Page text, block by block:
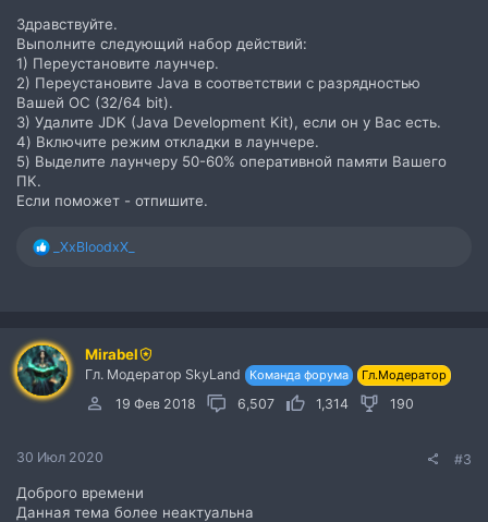
Здравствуйте.
Выполните следующий набор действий:
1) Переустановите лаунчер.
2) Переустановите Java в соответствии с разрядностью
Вашей ОС (32/64 bit).
3) Удалите JDK (Java Development Kit), если он у Вас есть.
4) Включите режим откладки в лаунчере.
5) Выделите лаунчеру 50-60% оперативной памяти Вашего
ПК.
Если поможет - отпишите.
Р
и
и
:
_XxBloodxX_
Mirabel
Гл. Модератор SkyLand Команда форума Гл.Модератор
19 Фев 2018 6,507 1,314 190
30 Июл 2020 #3
Доброго времени
Данная тема более неактуальна